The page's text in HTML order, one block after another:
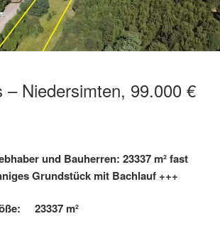
– Niedersimten, 99.000 €
und Bauherren: 23337 m² fast
Grundstück mit Bachlauf +++
23337 m²